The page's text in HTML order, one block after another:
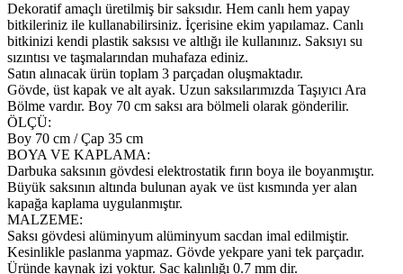
Dekoratif amaçlı üretilmiş bir saksıdır. Hem canlı hem yapay
bitkileriniz ile kullanabilirsiniz. İçerisine ekim yapılamaz. Canlı
bitkinizi kendi plastik saksısı ve altlığı ile kullanınız. Saksıyı su
sızıntısı ve taşmalarından muhafaza ediniz.
Satın alınacak ürün toplam 3 parçadan oluşmaktadır.
Gövde, üst kapak ve alt ayak. Uzun saksılarımızda Taşıyıcı Ara
Bölme vardır. Boy 70 cm saksı ara bölmeli olarak gönderilir.
ÖLÇÜ:
Boy 70 cm / Çap 35 cm
BOYA VE KAPLAMA:
Darbuka saksının gövdesi elektrostatik fırın boya ile boyanmıştır.
Büyük saksının altında bulunan ayak ve üst kısmında yer alan
kapağa kaplama uygulanmıştır.
MALZEME:
Saksı gövdesi alüminyum alüminyum sacdan imal edilmiştir.
Kesinlikle paslanma yapmaz. Gövde yekpare yani tek parçadır.
Üründe kaynak izi yoktur. Sac kalınlığı 0.7 mm dir.